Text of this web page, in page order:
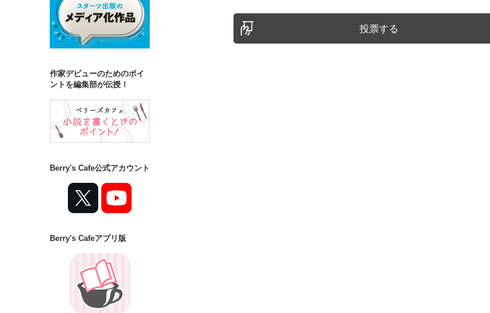
作家デビューのためのポイ
ントを編集部が伝授！
Berry's Cafe公式アカウント
Berry's Cafeアプリ版